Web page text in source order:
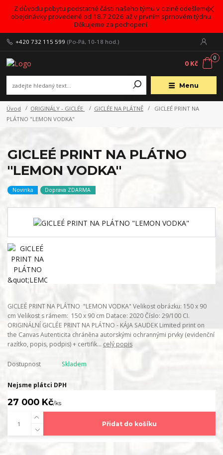
Z důvodu pobytu podstatné části našeho týmu v cizině odešleme
obejdnávky provedené od 18.7.2026 až v prvním sprnovém týdnu.
Děkujeme za pochopení.
Menu
+420 732 115 599 (Po-Pá, 10-18 hod.)
0
0 Kč
Úvod ORIGINÁLY - GICLÉE GICLÉE NA PLÁTNĚ
GICLEÉ PRINT NA
PLÁTNO "LEMON VODKA"
GICLEÉ PRINT NA PLÁTNO
"LEMON VODKA"
Novinka Doprava ZDARMA
GICLEÉ PRINT NA PLÁTNO "LEMON VODKA" Velikost obrázku: 150 x 90
cm Velikost s rámem: 150 x 90 cm Datace: 2020 Číslo: 29/100 CI.
ORIGINÁLNÍ GICLÉE PRINT NA PLÁTNO - KÁJA SAUDEK Limited print on
the Canvas Autenticita chráněna autorskými ochrannými prvky (evidenční
razítko, popis, podpis) + certifik... celý popis
Dostupnost Skladem
Nejsme plátci DPH
27 000 Kč/ks
Přidat do košíku